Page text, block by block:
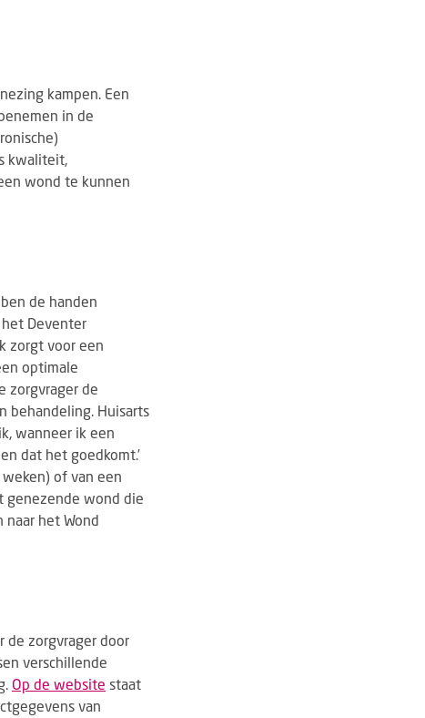
kampen. Een
in de
kwaliteit,
wond te kunnen
de handen
het Deventer
zorgt voor een
optimale
zorgvrager de
behandeling. Huisarts
wanneer ik een
dat het goedkomt.’
of van een
genezende wond die
het Wond
de zorgvrager door
verschillende
Op de website staat
van